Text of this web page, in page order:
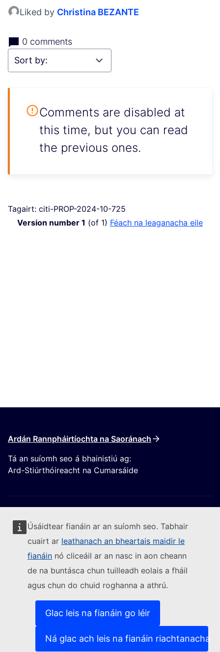
Úsáidtear fianáin ar an suíomh seo. Tabhair
cuairt ar leathanach an bheartais maidir le
fianáin nó cliceáil ar an nasc in aon cheann
de na buntásca chun tuilleadh eolais a fháil
agus chun do chuid roghanna a athrú.
Glac leis na fianáin go léir
Ná glac ach leis na fianáin riachtanacha
Liked by Christina BEZANTE
0 comments
Comments are disabled at
this time, but you can read
the previous ones.
Tagairt: citi-PROP-2024-10-725
Version number 1 (of 1) Féach na leaganacha eile
Ardán Rannpháirtíochta na Saoránach
Tá an suíomh seo á bhainistiú ag:
Ard-Stiúrthóireacht na Cumarsáide
Lean an Coimisiún Eorpach
Sonraí teagmhála(External link)
Leochaileacht TF a thuairisciú(External link)
Teangacha ar ár suíomhanna gréasáin(External link)
(External link)
Beartas príobháideachais
Fógra dlíthiúil
(External link)
Inrochtaineacht